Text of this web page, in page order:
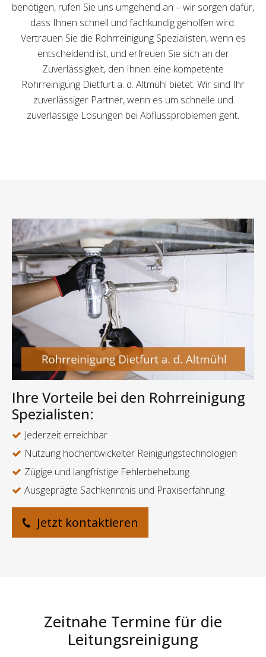
benötigen, rufen Sie uns umgehend an – wir sorgen dafür,
dass Ihnen schnell und fachkundig geholfen wird.
Vertrauen Sie die Rohrreinigung Spezialisten, wenn es
entscheidend ist, und erfreuen Sie sich an der
Zuverlässigkeit, den Ihnen eine kompetente
Rohrreinigung Dietfurt a. d. Altmühl bietet. Wir sind Ihr
zuverlässiger Partner, wenn es um schnelle und
zuverlässige Lösungen bei Abflussproblemen geht.
Ihre Vorteile bei den Rohrreinigung
Spezialisten:
Jederzeit erreichbar
Nutzung hochentwickelter Reinigungstechnologien
Zügige und langfristige Fehlerbehebung
Ausgeprägte Sachkenntnis und Praxiserfahrung
Jetzt kontaktieren
Zeitnahe Termine für die
Leitungsreinigung